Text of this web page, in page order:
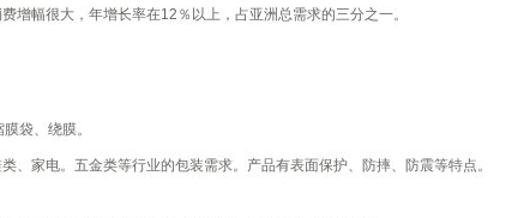
增幅很大，年增长率在12％以上，占亚洲总需求的三分之一。
袋、绕膜。
、家电。五金类等行业的包装需求。产品有表面保护、防摔、防震等特点。